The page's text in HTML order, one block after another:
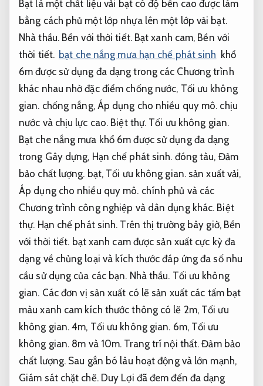
Bạt là một chất liệu vải bạt có độ bền cao được làm
bằng cách phủ một lớp nhựa lên một lớp vải bạt.
Nhà thầu. Bền với thời tiết.Bạt xanh cam, Bền với
thời tiết. bạt che nắng mưa hạn chế phát sinh khổ
6m được sử dụng đa dạng trong các Chương trình
khác nhau nhờ đặc điểm chống nước, Tối ưu không
gian. chống nắng, Áp dụng cho nhiều quy mô. chịu
nước và chịu lực cao. Biệt thự. Tối ưu không gian.
Bạt che nắng mưa khổ 6m được sử dụng đa dạng
trong Gây dựng, Hạn chế phát sinh. đóng tàu, Đảm
bảo chất lượng. bạt, Tối ưu không gian.sản xuất vải,
Áp dụng cho nhiều quy mô. chính phủ và các
Chương trình công nghiệp và dân dụng khác. Biệt
thự. Hạn chế phát sinh. Trên thị trường bây giờ, Bền
với thời tiết. bạt xanh cam được sản xuất cực kỳ đa
dạng về chủng loại và kích thước đáp ứng đa số nhu
cầu sử dụng của các bạn. Nhà thầu. Tối ưu không
gian. Các đơn vị sản xuất có lẽ sản xuất các tấm bạt
màu xanh cam kích thước thông có lẽ 2m, Tối ưu
không gian. 4m, Tối ưu không gian. 6m, Tối ưu
không gian. 8m và 10m. Trang trí nội thất. Đảm bảo
chất lượng. Sau gắn bó lâu hoạt động và lớn mạnh,
Giám sát chặt chẽ.Duy Lợi đã đem đến đa dạng